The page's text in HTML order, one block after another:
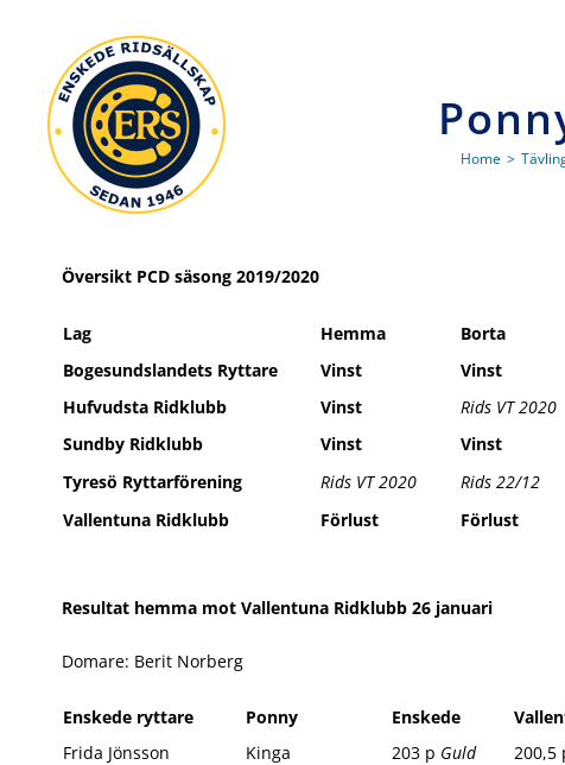
Home >
Översikt PCD säsong 2019/2020
Lag Hemma
Borta
Bogesundslandets Ryttare
Vinst
Vinst
Hufvudsta Ridklubb
Vinst
Rids VT 2020
Sundby Ridklubb
Vinst
Vinst
Tyresö Ryttarförening
Rids VT 2020
Rids 22/12
Vallentuna Ridklubb
Förlust Förlust
Resultat hemma mot Vallentuna Ridklubb 26 januari
Domare: Berit Norberg
Enskede ryttare Ponny Enskede
Frida Jönsson
Kinga 203 p Guld 200,5